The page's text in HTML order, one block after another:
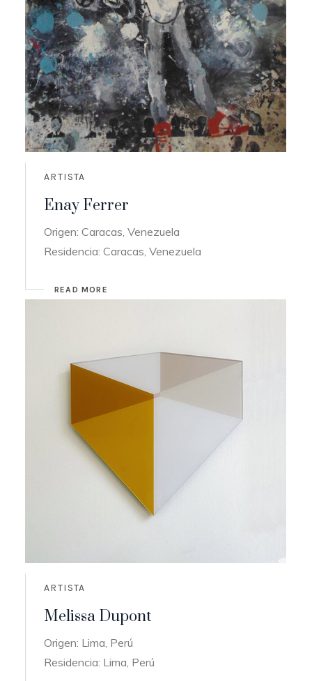
ARTISTA
Enay Ferrer
Origen: Caracas, Venezuela
Residencia: Caracas, Venezuela
READ MORE
ARTISTA
Melissa Dupont
Origen: Lima, Perú
Residencia: Lima, Perú